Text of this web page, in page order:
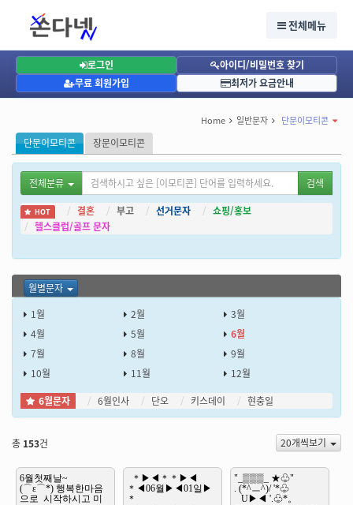
단문이모티콘, 월별문자, 6월문자
6월: 여름 시작! 6월 문자로 시원한 인사 나누어요.
전체메뉴
로그인
아이디/비밀번호 찾기
무료 회원가입
최저가 요금안내
Home 일반문자 단문이모티콘
단문이모티콘 장문이모티콘
전체분류 검색
HOT 결혼 부고 선거문자
쇼핑/홍보
헬스클럽/골프 문자
월별문자
1월
2월
3월
4월
5월
6월
7월
8월
9월
10월
11월
12월
6월문자
6월인사 단오 키스데이 현충일
총 153건 20개씩보기